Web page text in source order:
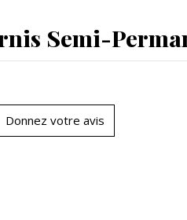
Semi-
Donnez votre avis